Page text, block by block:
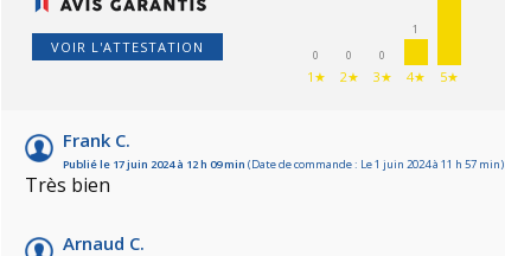
VOIR L'ATTESTATION 0
1★
0
2★
0
3★
1
4★ 5★
Frank C.
Publié le 17 juin 2024 à 12 h 09 min (Date de commande : Le 1 juin 2024 à 11 h 57 min)
Très bien
Arnaud C.